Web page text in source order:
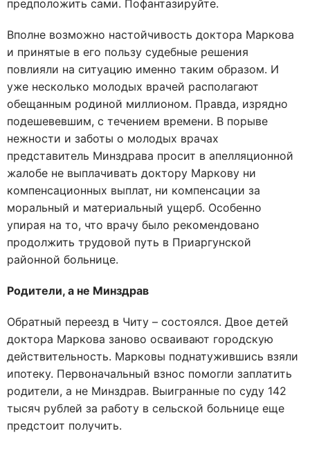
предположить сами. Пофантазируйте.
Вполне возможно настойчивость доктора Маркова
и принятые в его пользу судебные решения
повлияли на ситуацию именно таким образом. И
уже несколько молодых врачей располагают
обещанным родиной миллионом. Правда, изрядно
подешевевшим, с течением времени. В порыве
нежности и заботы о молодых врачах
представитель Минздрава просит в апелляционной
жалобе не выплачивать доктору Маркову ни
компенсационных выплат, ни компенсации за
моральный и материальный ущерб. Особенно
упирая на то, что врачу было рекомендовано
продолжить трудовой путь в Приаргунской
районной больнице.
Родители, а не Минздрав
Обратный переезд в Читу – состоялся. Двое детей
доктора Маркова заново осваивают городскую
действительность. Марковы поднатужившись взяли
ипотеку. Первоначальный взнос помогли заплатить
родители, а не Минздрав. Выигранные по суду 142
тысяч рублей за работу в сельской больнице еще
предстоит получить.